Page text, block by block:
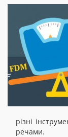
різні
речами.